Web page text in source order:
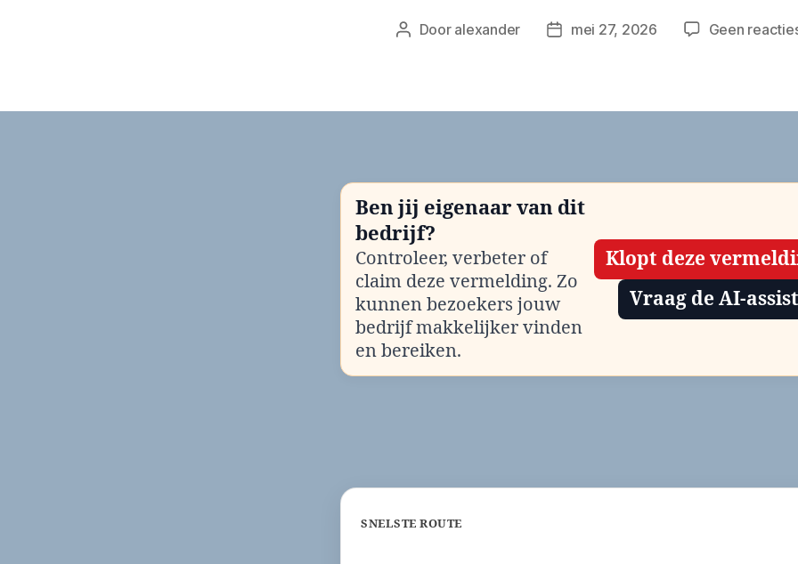
Berichtauteur
Door alexander Berichtdatum
mei 27, 2026 Geen
Ben jij eigenaar van dit
bedrijf?
Controleer, verbeter of
claim deze vermelding. Zo
kunnen bezoekers jouw
bedrijf makkelijker vinden
en bereiken.
Klopt deze
Vraag de AI-
SNELSTE ROUTE